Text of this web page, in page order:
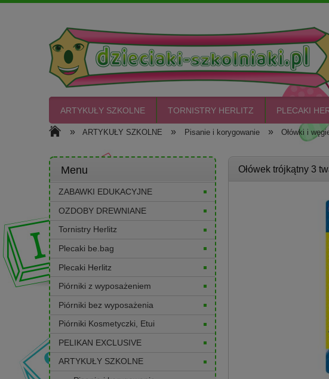
ARTYKUŁY SZKOLNE TORNISTRY HERLITZ PLECAKI
CIASTO PLASTO
» ARTYKUŁY SZKOLNE » Pisanie i korygowanie » Ołówki i
Menu
ZABAWKI EDUKACYJNE
OZDOBY DREWNIANE
Tornistry Herlitz
Plecaki be.bag
Plecaki Herlitz
Piórniki z wyposażeniem
Piórniki bez wyposażenia
Piórniki Kosmetyczki, Etui
PELIKAN EXCLUSIVE
ARTYKUŁY SZKOLNE
Ołówek trójkątny 3